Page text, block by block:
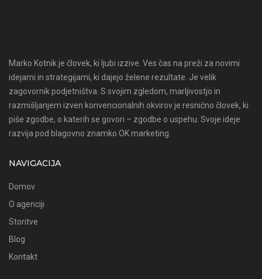
Marko Kotnik je človek, ki ljubi izzive. Ves čas na preži za novimi
idejami in strategijami, ki dajejo želene rezultate. Je velik
zagovornik podjetništva. S svojim zgledom, marljivostjo in
razmišljanjem izven konvencionalnih okvirov je resnično človek, ki
piše zgodbe, o katerih se govori – zgodbe o uspehu. Svoje ideje
razvija pod blagovno znamko OK marketing.
NAVIGACIJA
Domov
O agenciji
Storitve
Blog
Kontakt